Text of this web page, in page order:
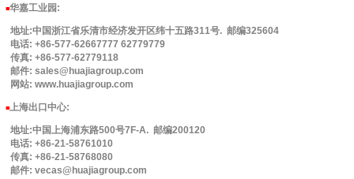
■华嘉工业园 :
地址:中国浙江省乐清市经济发开区纬十五路311号. 邮编325604
电话: +86-577-62667777 62779779
传真: +86-577-62779118
邮件: sales@huajiagroup.com
网站: www.huajiagroup.com
■上海出口中心:
地址:中国上海浦东路500号7F-A. 邮编200120
电话: +86-21-58761010
传真: +86-21-58768080
邮件: vecas@huajiagroup.com